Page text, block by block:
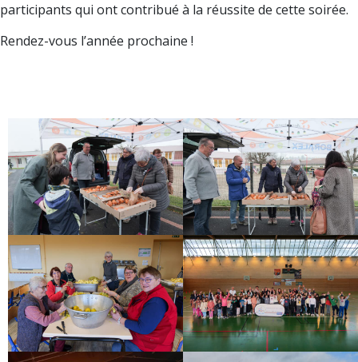
participants qui ont contribué à la réussite de cette soirée.
Rendez-vous l’année prochaine !